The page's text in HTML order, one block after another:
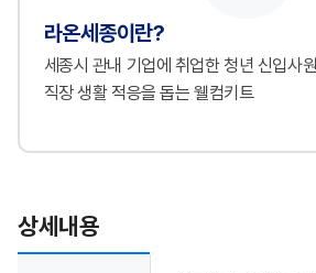
라온세종이란?
세종시 관내 기업에 취업한 청년 신입사
직장 생활 적응을 돕는 웰컴키트
상세내용